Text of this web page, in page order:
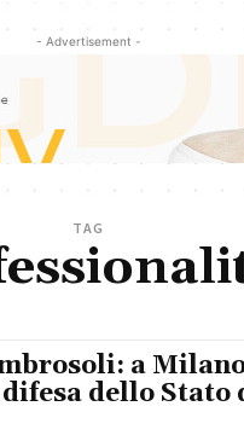
- Advertisement -
TAG
a
dello Stato